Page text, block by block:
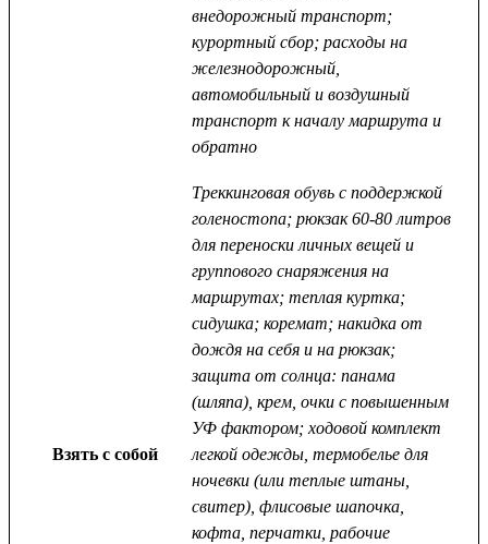
внедорожный транспорт;
курортный сбор; расходы на
железнодорожный,
автомобильный и воздушный
транспорт к началу маршрута и
обратно
Взять с собой
Треккинговая обувь с поддержкой
голеностопа; рюкзак 60-80 литров
для переноски личных вещей и
группового снаряжения на
маршрутах; теплая куртка;
сидушка; коремат; накидка от
дождя на себя и на рюкзак;
защита от солнца: панама
(шляпа), крем, очки с повышенным
УФ фактором; ходовой комплект
легкой одежды, термобелье для
ночевки (или теплые штаны,
свитер), флисовые шапочка,
кофта, перчатки, рабочие